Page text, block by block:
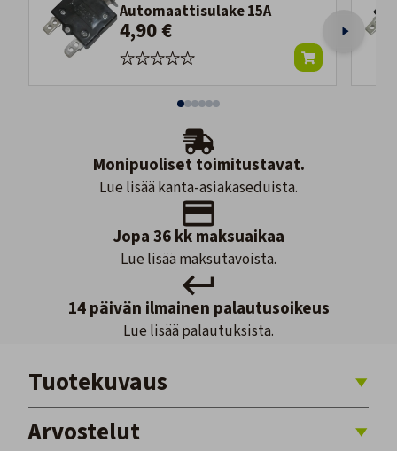
Automaattisulake 15A
4,90 €
Monipuoliset toimitustavat.
Lue lisää kanta-asiakaseduista.
Jopa 36 kk maksuaikaa
Lue lisää maksutavoista.
14 päivän ilmainen palautusoikeus
Lue lisää palautuksista.
Tuotekuvaus
Arvostelut